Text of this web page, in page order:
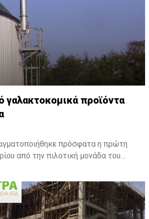
βοηθά τους χρήστες να περιορίσουν
ενέργειας.
γαλακτοκομικά προϊόντα
πρόσφατα η πρώτη
από την πιλοτική μονάδα του
μονάδα της ANIMALIA GENETICS
Το σημαντικό αυτό περιβαλλοντικό
στο πλαίσιο του Ευρωπαϊκού